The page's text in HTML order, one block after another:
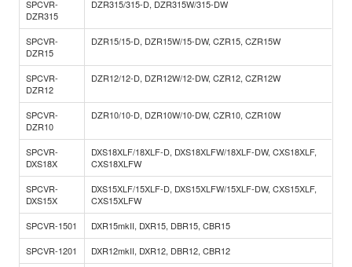
SPCVR-
DZR315
DZR315/315-D, DZR315W/315-DW
SPCVR-
DZR15
DZR15/15-D, DZR15W/15-DW, CZR15, CZR15W
SPCVR-
DZR12
DZR12/12-D, DZR12W/12-DW, CZR12, CZR12W
SPCVR-
DZR10
DZR10/10-D, DZR10W/10-DW, CZR10, CZR10W
SPCVR-
DXS18X
DXS18XLF/18XLF-D, DXS18XLFW/18XLF-DW, CXS18XLF,
CXS18XLFW
SPCVR-
DXS15X
DXS15XLF/15XLF-D, DXS15XLFW/15XLF-DW, CXS15XLF,
CXS15XLFW
SPCVR-1501
DXR15mkII, DXR15, DBR15, CBR15
SPCVR-1201
DXR12mkII, DXR12, DBR12, CBR12